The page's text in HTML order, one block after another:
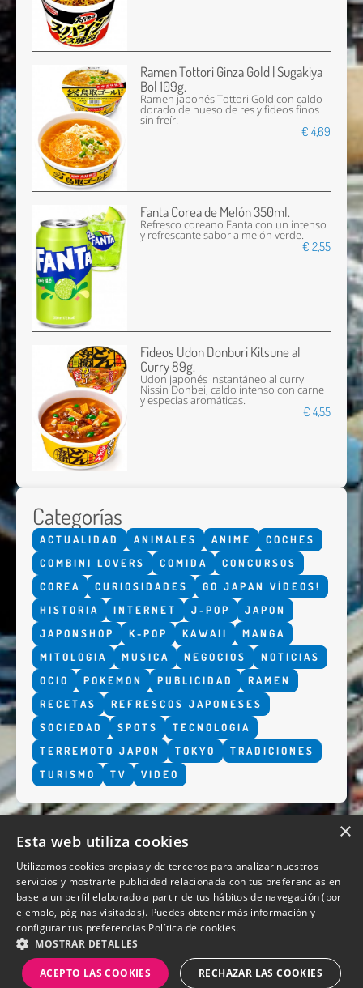
Ramen Tottori Ginza Gold | Sugakiya
Bol 109g.
Ramen japonés Tottori Gold con caldo
dorado de hueso de res y fideos finos
sin freír.
€ 4,69
Fanta Corea de Melón 350ml.
Refresco coreano Fanta con un intenso
y refrescante sabor a melón verde.
€ 2,55
Fideos Udon Donburi Kitsune al
Curry 89g.
Udon japonés instantáneo al curry
Nissin Donbei, caldo intenso con carne
y especias aromáticas.
€ 4,55
Categorías
ACTUALIDAD ANIMALES ANIME
COCHES
COMBINI LOVERS
COMIDA
CONCURSOS
COREA
CURIOSIDADES
GO JAPAN VÍDEOS!
HISTORIA
INTERNET J-POP
JAPON
JAPONSHOP
K-POP KAWAII
MANGA
MITOLOGIA
MUSICA NEGOCIOS
NOTICIAS
OCIO
POKEMON PUBLICIDAD
RAMEN
RECETAS
REFRESCOS JAPONESES
SOCIEDAD
SPOTS
TECNOLOGIA
TERREMOTO JAPON
TOKYO
TRADICIONES
TURISMO
TV VIDEO
QUIENES SOMOS
×
Esta web utiliza cookies
Utilizamos cookies propias y de terceros para analizar nuestros
servicios y mostrarte publicidad relacionada con tus preferencias en
base a un perfil elaborado a partir de tus hábitos de navegación (por
ejemplo, páginas visitadas). Puedes obtener más información y
configurar tus preferencias Política de cookies.
MOSTRAR DETALLES
ACEPTO LAS COOKIES RECHAZAR LAS COOKIES